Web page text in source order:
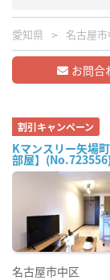
愛知県 名古屋
お問合
割引キャンペーン
Kマンスリー矢場
部屋】
名古屋市中区